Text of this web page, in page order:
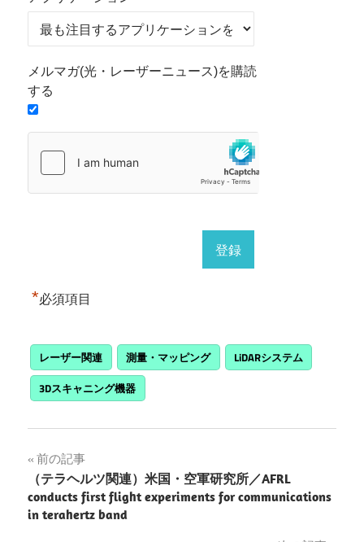
メルマガ(光・レーザーニュース)を購読
する
*必須項目
レーザー関連 測量・マッピング
LiDARシステム
3Dスキャニング機器
投
稿
ナ
前の記事
（テラヘルツ関連）米国・空軍研究所／AFRL
conducts first flight experiments for communications
in terahertz band